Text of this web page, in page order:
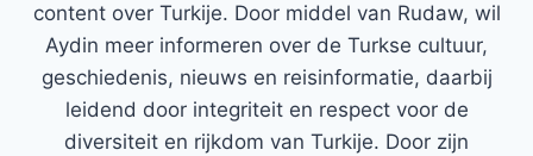
content over Turkije. Door middel van Rudaw, wil
Aydin meer informeren over de Turkse cultuur,
geschiedenis, nieuws en reisinformatie, daarbij
leidend door integriteit en respect voor de
diversiteit en rijkdom van Turkije. Door zijn